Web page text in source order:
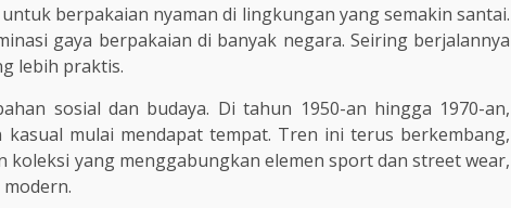
berpakaian nyaman di lingkungan yang semakin santai.
gaya berpakaian di banyak negara. Seiring berjalannya
lebih praktis.
sosial dan budaya. Di tahun 1950-an hingga 1970-an,
mulai mendapat tempat. Tren ini terus berkembang,
yang menggabungkan elemen sport dan street wear,